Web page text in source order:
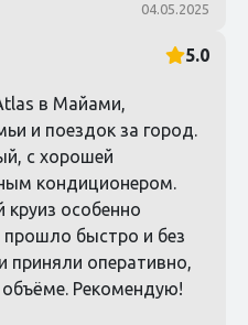
04.05.2025
5.0
в Майами,
и поездок за город.
с хорошей
кондиционером.
круиз особенно
прошло быстро и без
приняли оперативно,
Рекомендую!